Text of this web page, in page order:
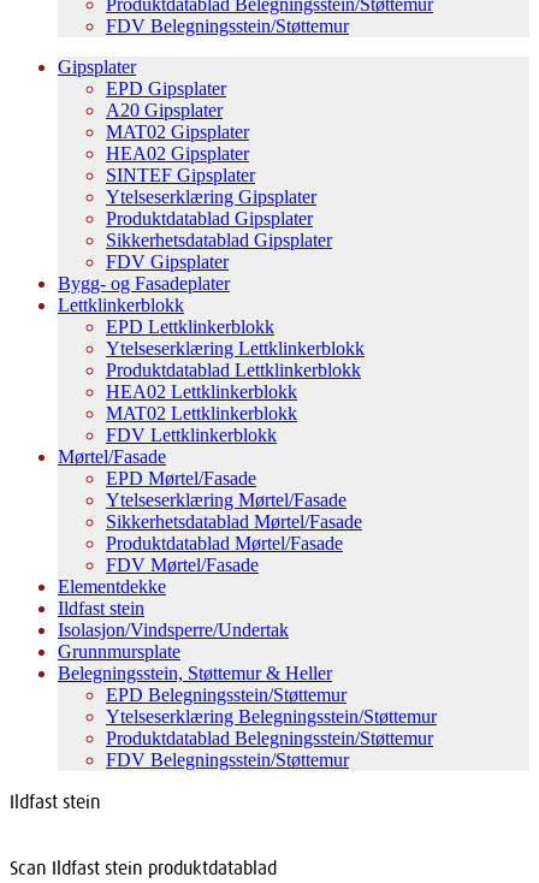
FDV Belegningsstein/Støttemur
Gipsplater
EPD Gipsplater
A20 Gipsplater
MAT02 Gipsplater
HEA02 Gipsplater
SINTEF Gipsplater
Ytelseserklæring Gipsplater
Produktdatablad Gipsplater
Sikkerhetsdatablad Gipsplater
FDV Gipsplater
Bygg- og Fasadeplater
Lettklinkerblokk
EPD Lettklinkerblokk
Ytelseserklæring Lettklinkerblokk
Produktdatablad Lettklinkerblokk
HEA02 Lettklinkerblokk
MAT02 Lettklinkerblokk
FDV Lettklinkerblokk
Mørtel/Fasade
EPD Mørtel/Fasade
Ytelseserklæring Mørtel/Fasade
Sikkerhetsdatablad Mørtel/Fasade
Produktdatablad Mørtel/Fasade
FDV Mørtel/Fasade
Elementdekke
Ildfast stein
Isolasjon/Vindsperre/Undertak
Grunnmursplate
Belegningsstein, Støttemur & Heller
EPD Belegningsstein/Støttemur
Ytelseserklæring Belegningsstein/Støttemur
Produktdatablad Belegningsstein/Støttemur
FDV Belegningsstein/Støttemur
Ildfast stein
Scan Ildfast stein produktdatablad